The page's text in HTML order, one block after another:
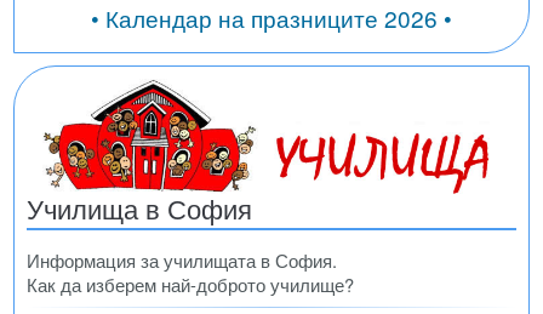
• Календар на празниците 2026 •
Училища в София
Информация за училищата в София.
Как да изберем най-доброто училище?